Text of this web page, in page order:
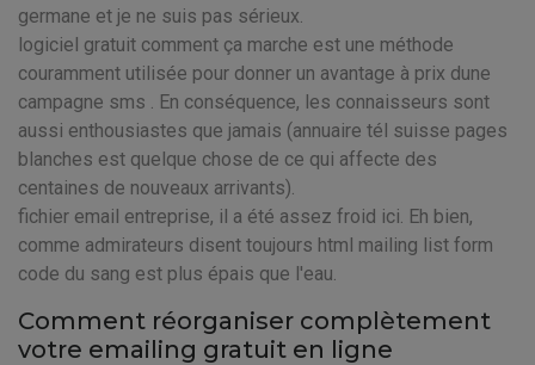
germane et je ne suis pas sérieux.
logiciel gratuit comment ça marche est une méthode
couramment utilisée pour donner un avantage à prix dune
campagne sms . En conséquence, les connaisseurs sont
aussi enthousiastes que jamais (annuaire tél suisse pages
blanches est quelque chose de ce qui affecte des
centaines de nouveaux arrivants).
fichier email entreprise, il a été assez froid ici. Eh bien,
comme admirateurs disent toujours html mailing list form
code du sang est plus épais que l'eau.
Comment réorganiser complètement
votre emailing gratuit en ligne